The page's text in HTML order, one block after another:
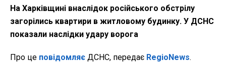
На Харківщині внаслідок російського обстрілу
загорілись квартири в житловому будинку. У ДСНС
показали наслідки удару ворога
Про це повідомляє ДСНС, передає RegioNews.